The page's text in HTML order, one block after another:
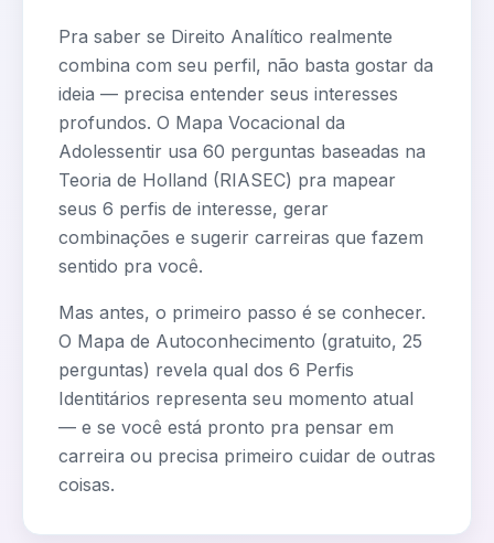
Pra saber se Direito Analítico realmente
combina com seu perfil, não basta gostar da
ideia — precisa entender seus interesses
profundos. O Mapa Vocacional da
Adolessentir usa 60 perguntas baseadas na
Teoria de Holland (RIASEC) pra mapear
seus 6 perfis de interesse, gerar
combinações e sugerir carreiras que fazem
sentido pra você.
Mas antes, o primeiro passo é se conhecer.
O Mapa de Autoconhecimento (gratuito, 25
perguntas) revela qual dos 6 Perfis
Identitários representa seu momento atual
— e se você está pronto pra pensar em
carreira ou precisa primeiro cuidar de outras
coisas.